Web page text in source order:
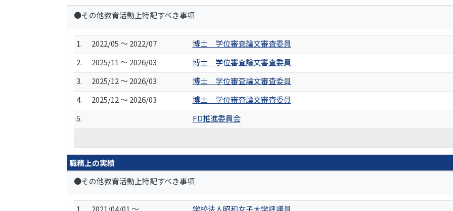
●その他教育活動上特記すべき事項
1. 2022/05 ～ 2022/07
博士 学位審査論文審査委員
2.
2025/11 ～ 2026/03
博士 学位審査論文審査委員
3.
2025/12 ～ 2026/03
博士 学位審査論文審査委員
4.
2025/12 ～ 2026/03
博士 学位審査論文審査委員
5.
FD推進委員会
職務上の実績
●その他教育活動上特記すべき事項
1. 2021/04/01 ～ 学校法人昭和女子大学評議員